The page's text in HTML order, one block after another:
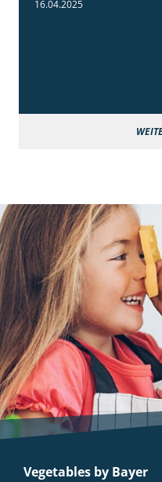
16.04.2025
Vegetables by Bayer